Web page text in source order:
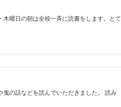
曜日の朝は全校一斉に読書をします。とて
話などを読んでいただきました。 読み